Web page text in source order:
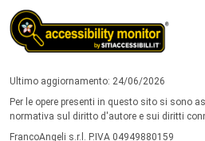
Ultimo aggiornamento: 24/06/2026
Per le opere presenti in questo sito si sono
normativa sul diritto d'autore e sui diritti
FrancoAngeli s.r.l. P.IVA 04949880159